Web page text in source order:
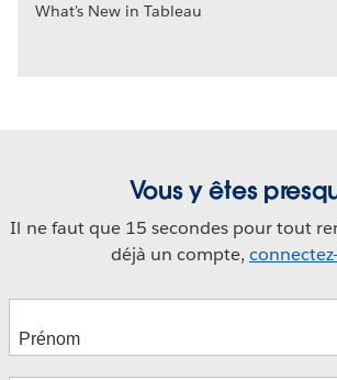
What's New in Tableau
Vous y êtes
Il ne faut que 15 secondes pour tout
déjà un compte,